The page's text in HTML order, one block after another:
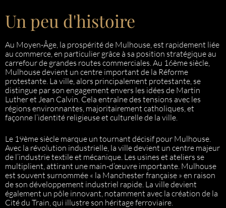
Un peu d'histoire
Au Moyen-Âge, la prospérité de Mulhouse, est rapidement liée
au commerce, en particulier grâce à sa position stratégique au
carrefour de grandes routes commerciales. Au 16ème siècle,
Mulhouse devient un centre important de la Réforme
protestante. La ville, alors principalement protestante, se
distingue par son engagement envers les idées de Martin
Luther et Jean Calvin. Cela entraîne des tensions avec les
régions environnantes, majoritairement catholiques, et
façonne l’identité religieuse et culturelle de la ville.
Le 19ème siècle marque un tournant décisif pour Mulhouse.
Avec la révolution industrielle, la ville devient un centre majeur
de l’industrie textile et mécanique. Les usines et ateliers se
multiplient, attirant une main-d’œuvre importante. Mulhouse
est souvent surnommée « la Manchester française » en raison
de son développement industriel rapide. La ville devient
également un pôle innovant, notamment avec la création de la
Cité du Train, qui illustre son héritage ferroviaire.